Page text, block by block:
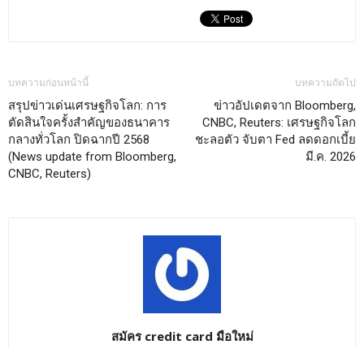
บทความก่อนหน้านี้
สรุปข่าวเด่นเศรษฐกิจโลก: การ
ตัดสินใจครั้งสำคัญของธนาคาร
กลางทั่วโลก ปิดฉากปี 2568
(News update from Bloomberg,
CNBC, Reuters)
บทความถัดไป
ข่าวอัปเดตจาก Bloomberg,
CNBC, Reuters: เศรษฐกิจโลก
ชะลอตัว จับตา Fed ลดดอกเบี้ย
มี.ค. 2026
สมัคร credit card มือใหม่